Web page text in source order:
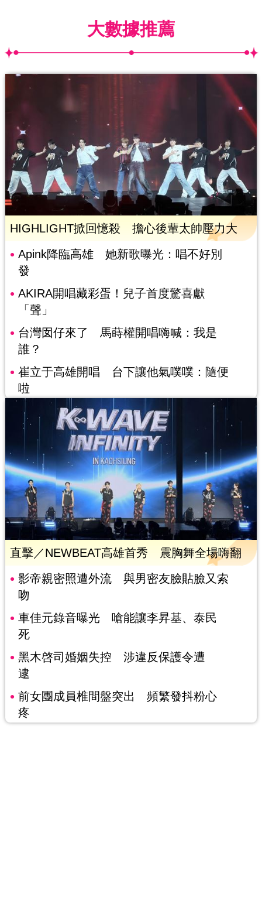
大數據推薦
HIGHLIGHT掀回憶殺 擔心後輩太帥壓力大
Apink降臨高雄 她新歌曝光：唱不好別
發
AKIRA開唱藏彩蛋！兒子首度驚喜獻
「聲」
台灣囡仔來了 馬蒔權開唱嗨喊：我是
誰？
崔立于高雄開唱 台下讓他氣噗噗：隨便
啦
直擊／NEWBEAT高雄首秀 震胸舞全場嗨翻
影帝親密照遭外流 與男密友臉貼臉又索
吻
車佳元錄音曝光 嗆能讓李昇基、泰民
死
黑木啓司婚姻失控 涉違反保護令遭
逮
前女團成員椎間盤突出 頻繁發抖粉心
疼